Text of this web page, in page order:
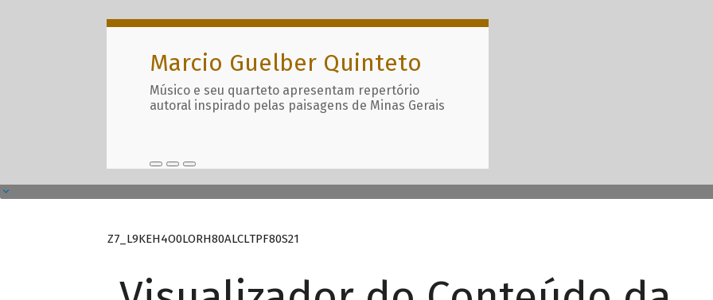
Marcio Guelber Quinteto
Músico e seu quarteto apresentam repertório
autoral inspirado pelas paisagens de Minas Gerais
Z7_L9KEH4O0LORH80ALCLTPF80S21